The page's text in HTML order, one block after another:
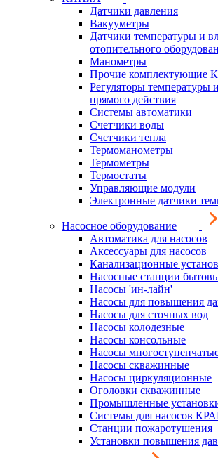
Датчики давления
Вакууметры
Датчики температуры и
отопительного
Манометры
Прочие комплектующие
Регуляторы температуры
прямого действия
Системы автоматики
Счетчики воды
Счетчики тепла
Термоманометры
Термометры
Термостаты
Управляющие модули
Электронные датчики
Насосное оборудование
Автоматика для насосов
Аксессуары для насосов
Канализационные
Насосные станции
Насосы 'ин-лайн'
Насосы для повышения
Насосы для сточных вод
Насосы колодезные
Насосы консольные
Насосы
Насосы скважинные
Насосы циркуляционные
Оголовки скважинные
Промышленные
Системы для насосов
Станции пожаротушения
Установки повышения